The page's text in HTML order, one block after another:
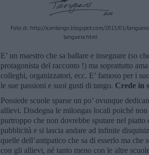
Foto di: http://icantango.blogspot.com/2013/01/
tanguera.html
E’ un maestro che sa ballare e insegnare (so
protagonista del racconto !) ma soprattutto
colleghi, organizzatori, ecc. E’ famoso per i
le sue passioni e suoi gusti di tango. Crede in
Possiede scuole sparse un po’ ovunque
allievi. Disdegna le milongas locali poiché
purtroppo che non dovrebbe sputare nel
pubblicità e si lascia andare ad infinite
quelle dell’antipatico che sa di esserlo ma che
con gli allievi, né tanto meno con le altre